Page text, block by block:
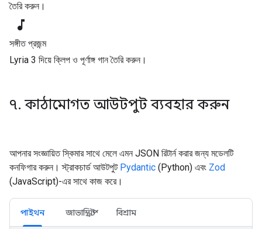
তৈরি করুন।
music_note
সঙ্গীত প্রজন্ম
Lyria 3 দিয়ে ক্লিপ ও পূর্ণাঙ্গ গান তৈরি করুন।
৭. কাঠামোগত আউটপুট ব্যবহার করুন
আপনার সংজ্ঞায়িত স্কিমার সাথে মেলে এমন JSON রিটার্ন করার জন্য মডেলটি
কনফিগার করুন। স্ট্রাকচার্ড আউটপুট Pydantic (Python) এবং Zod
(JavaScript)-এর সাথে কাজ করে।
পাইথন জাভাস্ক্রিপ্ট বিশ্রাম